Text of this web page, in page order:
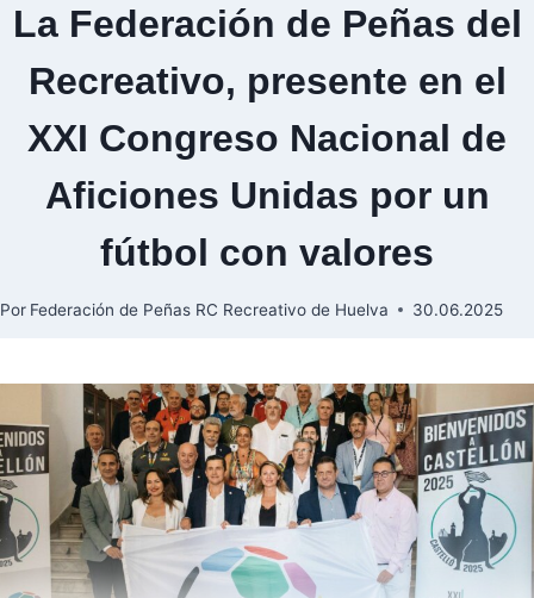
La Federación de Peñas del
Recreativo, presente en el
XXI Congreso Nacional de
Aficiones Unidas por un
fútbol con valores
Por Federación de Peñas RC Recreativo de Huelva 30.06.2025